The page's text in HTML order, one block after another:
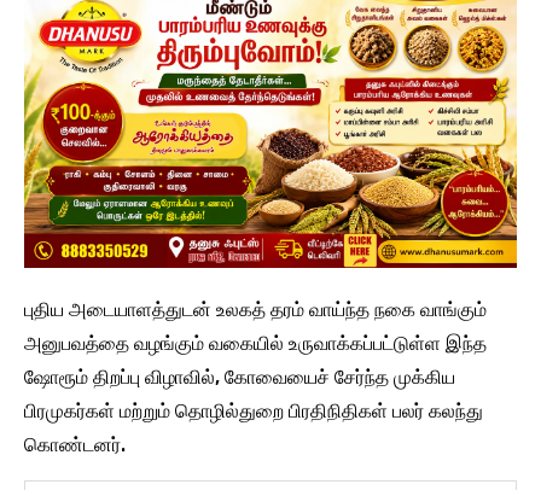
புதிய அடையாளத்துடன் உலகத் தரம் வாய்ந்த நகை வாங்கும்
அனுபவத்தை வழங்கும் வகையில் உருவாக்கப்பட்டுள்ள இந்த
ஷோரூம் திறப்பு விழாவில், கோவையைச் சேர்ந்த முக்கிய
பிரமுகர்கள் மற்றும் தொழில்துறை பிரதிநிதிகள் பலர் கலந்து
கொண்டனர்.